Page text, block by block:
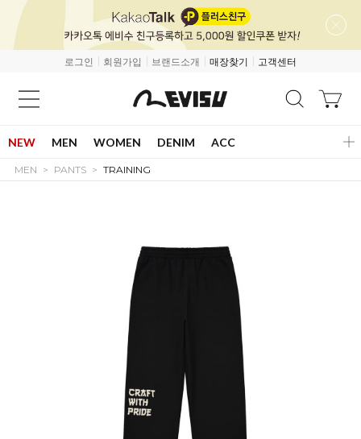
로그인 회원가입 브랜드소개 매장찾기 고객센터
NEW MEN WOMEN DENIM ACC
MEN PANTS TRAINING